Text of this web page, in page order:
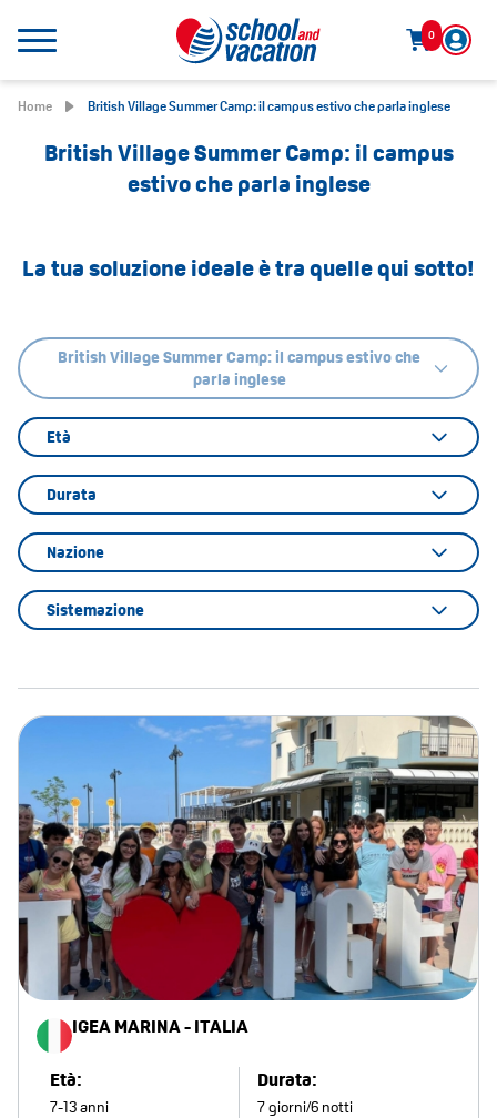
0
Home British Village Summer Camp: il campus estivo che parla inglese
British Village Summer Camp: il campus
estivo che parla inglese
La tua soluzione ideale è tra quelle qui sotto!
British Village Summer Camp: il campus estivo che
parla inglese
Età
Durata
Nazione
Sistemazione
IGEA MARINA - ITALIA
Età:
7-13 anni
Durata:
7 giorni/6 notti